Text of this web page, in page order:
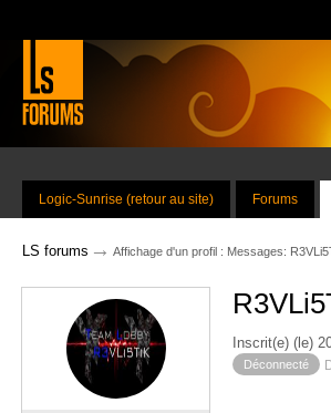
Logic-Sunrise (retour au site) Forums
LS forums → Affichage d'un profil : Messages:
Inscrit(e) (le)
Déconnecté